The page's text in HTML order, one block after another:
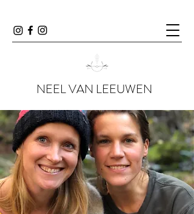
NEEL VAN LEEUWEN